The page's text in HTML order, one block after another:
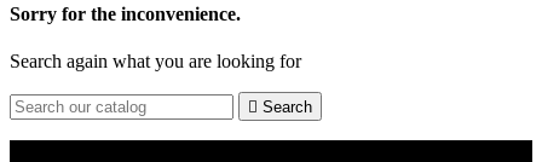
Sorry for the inconvenience.
Search again what you are looking for
 Search